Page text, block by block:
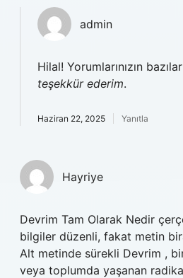
admin
Hilal! Yorumlarınızın
teşekkür ederim.
Haziran 22, 2025 Yanıtla
Hayriye
Devrim Tam Olarak Nedir
bilgiler düzenli, fakat metin
Alt metinde sürekli Devrim ,
veya toplumda yaşanan